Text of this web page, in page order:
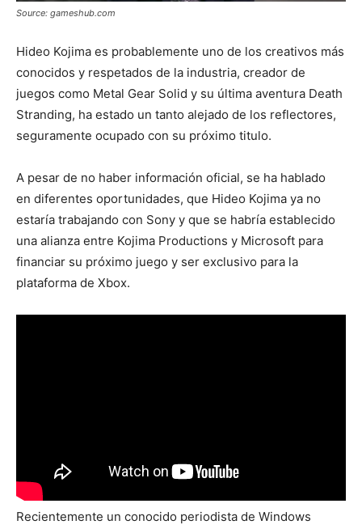
Source: gameshub.com
Hideo Kojima es probablemente uno de los creativos más
conocidos y respetados de la industria, creador de
juegos como Metal Gear Solid y su última aventura Death
Stranding, ha estado un tanto alejado de los reflectores,
seguramente ocupado con su próximo titulo.
A pesar de no haber información oficial, se ha hablado
en diferentes oportunidades, que Hideo Kojima ya no
estaría trabajando con Sony y que se habría establecido
una alianza entre Kojima Productions y Microsoft para
financiar su próximo juego y ser exclusivo para la
plataforma de Xbox.
Recientemente un conocido periodista de Windows